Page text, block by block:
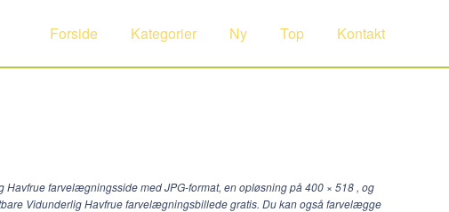
Forside Kategorier Ny Top Kontakt
farvelægningsside med JPG-format, en opløsning på400 × 518 , og
Vidunderlig Havfrue farvelægningsbillede gratis. Du kan også farvelægge